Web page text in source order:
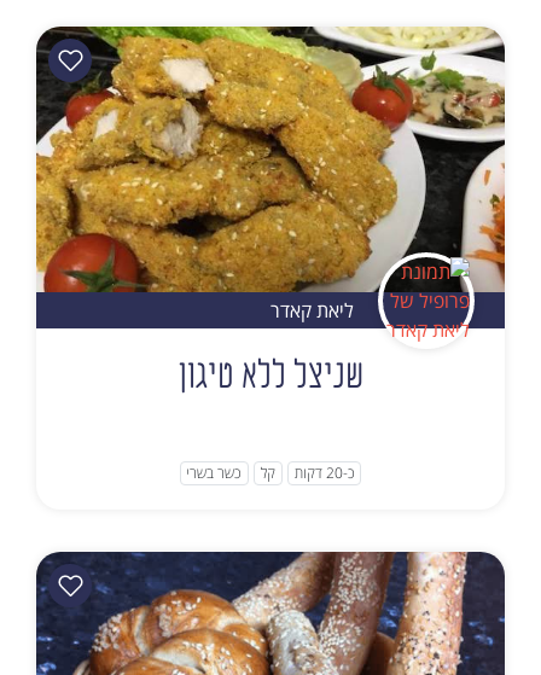
ליאת קאדר
שניצל ללא טיגון
כ-20 דקות קל כשר בשרי